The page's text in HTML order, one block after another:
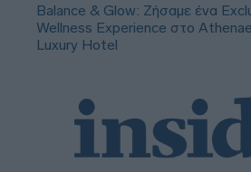
Balance & Glow: Ζήσαμε ένα
Wellness Experience στο
Luxury Hotel